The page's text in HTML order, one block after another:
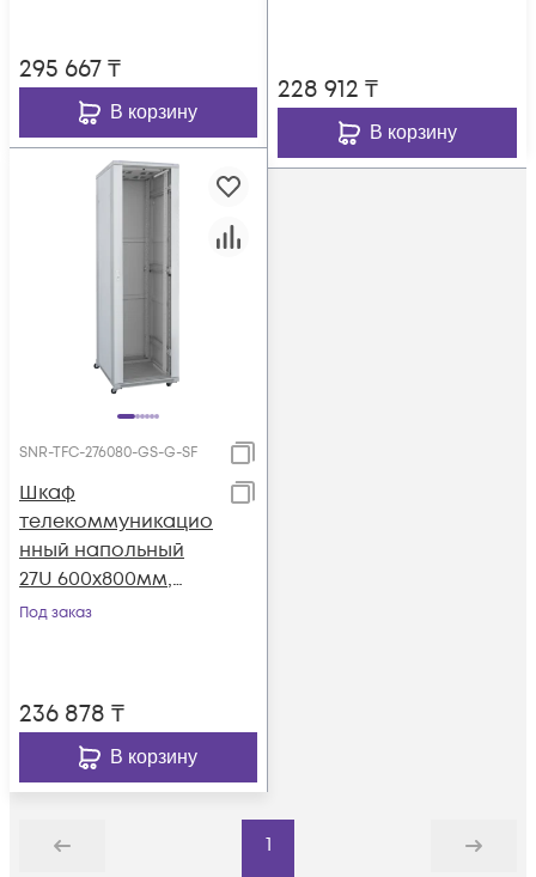
295 667₸
В корзину
228 912 ₸
В корзину
SNR-TFC-276080-GS-G-SF
Шкаф
телекоммуникацио
нный напольный
27U 600x800мм,
серия TFC (SNR-TFC-
Под заказ
236 878 ₸
В корзину
Назад
1
Дальше